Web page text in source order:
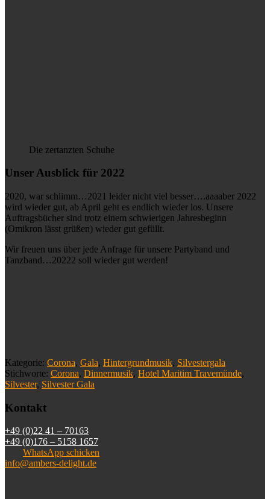
Die zertanzten Schuhe
Unser Ausblick für 2022
2020, war schlimm…2021 leider nicht viel besser….aaaaber 2022
wird wieder gut, ab April geht es endlich wieder los. Unsere
Auftragsbücher sind trotz einem schwierigen Jahresbeginn
(Omikron lässt grüßen) wieder gut gefüllt.
Wir freuen uns über jede Anfrage für unsere Partyband und
Tanzband…20222 soll wieder gut werden!
Kategorie: Corona, Gala, Hintergrundmusik, Silvestergala
Stichworte: Corona, Dinnermusik, Hotel Maritim Travemünde,
Silvester, Silvester Gala
Kontakt
+49 (0)22 41 – 70163
+49 (0)176 – 5158 1657
WhatsApp schicken
info@ambers-delight.de